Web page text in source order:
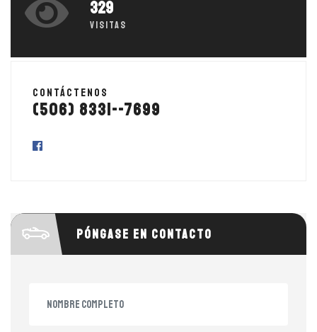
329
Visitas
Contáctenos
(506) 8331--7699
Póngase en contacto